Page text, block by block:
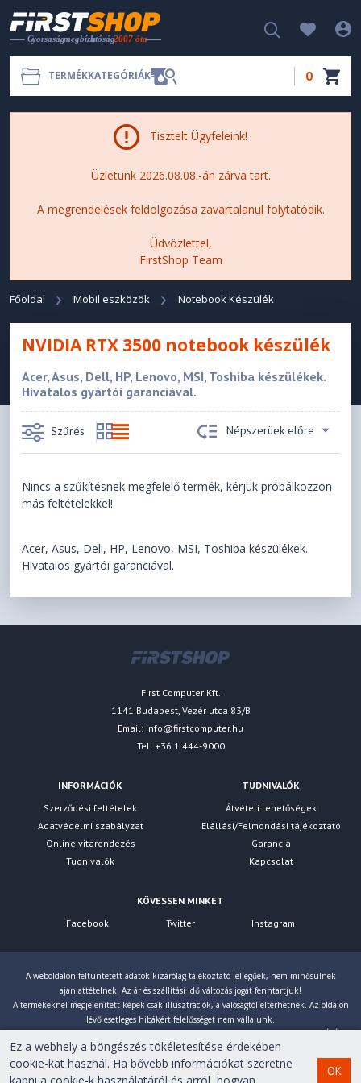
TERMÉKKATEGÓRIÁK 0
Tisztelt Ügyfeleink!
Üzletünk 2026.08.08.-án zárva tart.
A megrendelések feldolgozása zavartalanul folytatódik.
Üdvözlettel,
FirstShop Team
Főoldal Mobil eszközök Notebook Készülék
NVIDIA RTX 3500 notebook készülék
Acer, Asus, Dell, HP, Lenovo, MSI, Toshiba készülékek.
Hivatalos gyártói garanciával.
Szűrés Népszerüek előre
Nincs a szűkítésnek megfelelő termék, kérjük próbálkozzon
más feltételekkel!
Acer, Asus, Dell, HP, Lenovo, MSI, Toshiba készülékek.
Hivatalos gyártói garanciával.
First Computer Kft.
1141 Budapest, Vezér utca 83/B
Email: info@firstcomputer.hu
Tel: +36 1 444-9000
INFORMÁCIÓK
Szerződési feltételek
Adatvédelmi szabályzat
Online vitarendezés
Tudnivalók
TUDNIVALÓK
Átvételi lehetőségek
Elállási/Felmondási tájékoztató
Garancia
Kapcsolat
KÖVESSEN MINKET
Facebook
Twitter Instagram
A weboldalon feltüntetett adatok kizárólag tájékoztató jellegűek, nem minősülnek
ajánlattételnek. Az ár és szállítási idő változás jogát fenntartjuk!
A termékeknél megjelenített képek csak illusztrációk, a valóságtól eltérhetnek. Az oldalon
lévő esetleges hibákért felelősséget nem vállalunk.
számoljuk!
Ez a webhely a böngészés tökéletesítése érdekében
cookie-kat használ. Ha bővebb információkat szeretne
OK